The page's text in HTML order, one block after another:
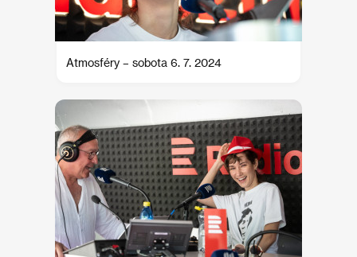
Atmosféry – sobota 6. 7. 2024